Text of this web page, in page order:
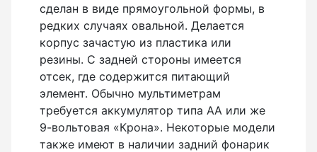
сделан в виде прямоугольной формы, в
редких случаях овальной. Делается
корпус зачастую из пластика или
резины. С задней стороны имеется
отсек, где содержится питающий
элемент. Обычно мультиметрам
требуется аккумулятор типа АА или же
9-вольтовая «Крона». Некоторые модели
также имеют в наличии задний фонарик
Кабеледефектоискатели
Кабелеискатели